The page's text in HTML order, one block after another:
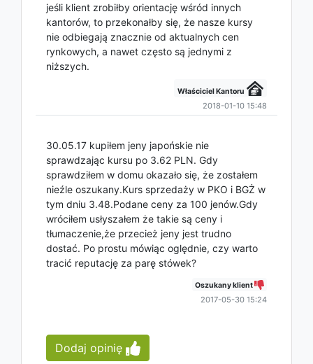
jeśli klient zrobiłby orientację wśród innych
kantorów, to przekonałby się, że nasze kursy
nie odbiegają znacznie od aktualnych cen
rynkowych, a nawet często są jednymi z
niższych.
Właściciel Kantoru
2018-01-10 15:48
30.05.17 kupiłem jeny japońskie nie
sprawdzając kursu po 3.62 PLN. Gdy
sprawdziłem w domu okazało się, że zostałem
nieźle oszukany.Kurs sprzedaży w PKO i BGŻ w
tym dniu 3.48.Podane ceny za 100 jenów.Gdy
wróciłem usłyszałem że takie są ceny i
tłumaczenie,że przecież jeny jest trudno
dostać. Po prostu mówiąc oględnie, czy warto
tracić reputację za parę stówek?
Oszukany klient
2017-05-30 15:24
Dodaj opinię